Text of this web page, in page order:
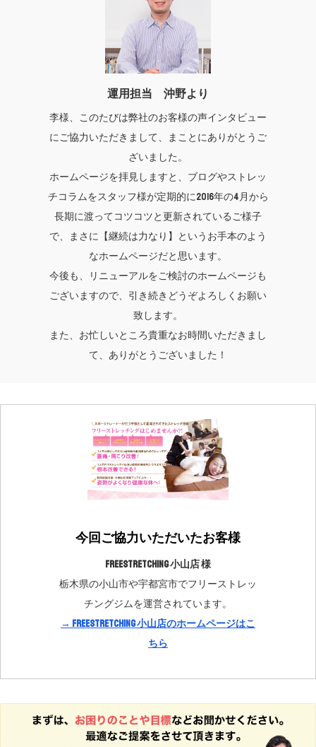
運用担当 沖野より
李様、このたびは弊社のお客様の声インタビュー
にご協力いただきまして、まことにありがとうご
ざいました。
ホームページを拝見しますと、ブログやストレッ
チコラムをスタッフ様が定期的に2016年の4月から
長期に渡ってコツコツと更新されているご様子
で、まさに【継続は力なり】というお手本のよう
なホームページだと思います。
今後も、リニューアルをご検討のホームページも
ございますので、引き続きどうぞよろしくお願い
致します。
また、お忙しいところ貴重なお時間いただきまし
て、ありがとうございました！
今回ご協力いただいたお客様
FreeStretching 小山店 様
栃木県の小山市や宇都宮市でフリーストレッ
チングジムを運営されています。
→ FreeStretching 小山店のホームページはこ
ちら